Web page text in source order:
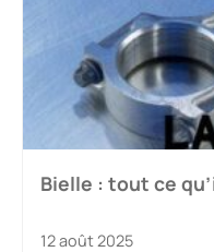
Bielle : tout ce
12 août 2025